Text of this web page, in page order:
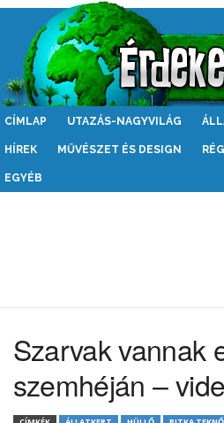
Érdekes
CÍMLAP UTAZÁS-NAGYVILÁG
HÍREK MŰVÉSZET ÉS DESIGN
EGYÉB
Szarvak vannak
szemhéján –